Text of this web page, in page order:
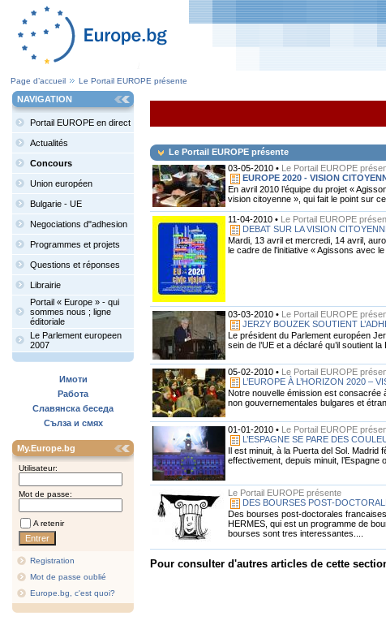
Page d’accueil Le Portail EUROPE présente
NAVIGATION
Portail EUROPE en direct
Actualités
Concours
Union européen
Bulgarie - UE
Negociations d"adhesion
Programmes et projets
Questions et réponses
Librairie
Portail « Europe » - qui
sommes nous ; ligne
éditoriale
Le Parlement europeen
2007
Имоти
Работа
Славянска беседа
Сълза и смях
My.Europe.bg
Utilisateur:
Mot de passe:
A retenir
Registration
Mot de passe oublié
Europe.bg, c'est quoi?
Le Portail EUROPE présente
03-05-2010 • Le Portail EUROPE
EUROPE 2020 - VISION
En avril 2010 l’équipe du projet «
vision citoyenne », qui fait le point sur
11-04-2010 • Le Portail EUROPE
DEBAT SUR LA VISION
Mardi, 13 avril et mercredi, 14 avril,
le cadre de l'initiative « Agissons avec
03-03-2010 • Le Portail EUROPE
JERZY BOUZEK SOUTIENT
Le président du Parlement européen
sein de l’UE et a déclaré qu’il soutient
05-02-2010 • Le Portail EUROPE
L’EUROPE À L’HORIZON 2020 –
Notre nouvelle émission est consacrée
non gouvernementales bulgares et
01-01-2010 • Le Portail EUROPE
L’ESPAGNE SE PARE DES
Il est minuit, à la Puerta del Sol. Madrid
effectivement, depuis minuit, l’Espagne
Le Portail EUROPE présente
DES BOURSES POST-
Des bourses post-doctorales
HERMES, qui est un programme de
bourses sont tres interessantes....
Pour consulter d'autres articles de cette